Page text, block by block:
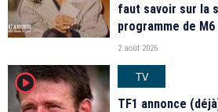
faut savoir sur la
programme de M6
2 août 2026
player2
TV
TF1 annonce